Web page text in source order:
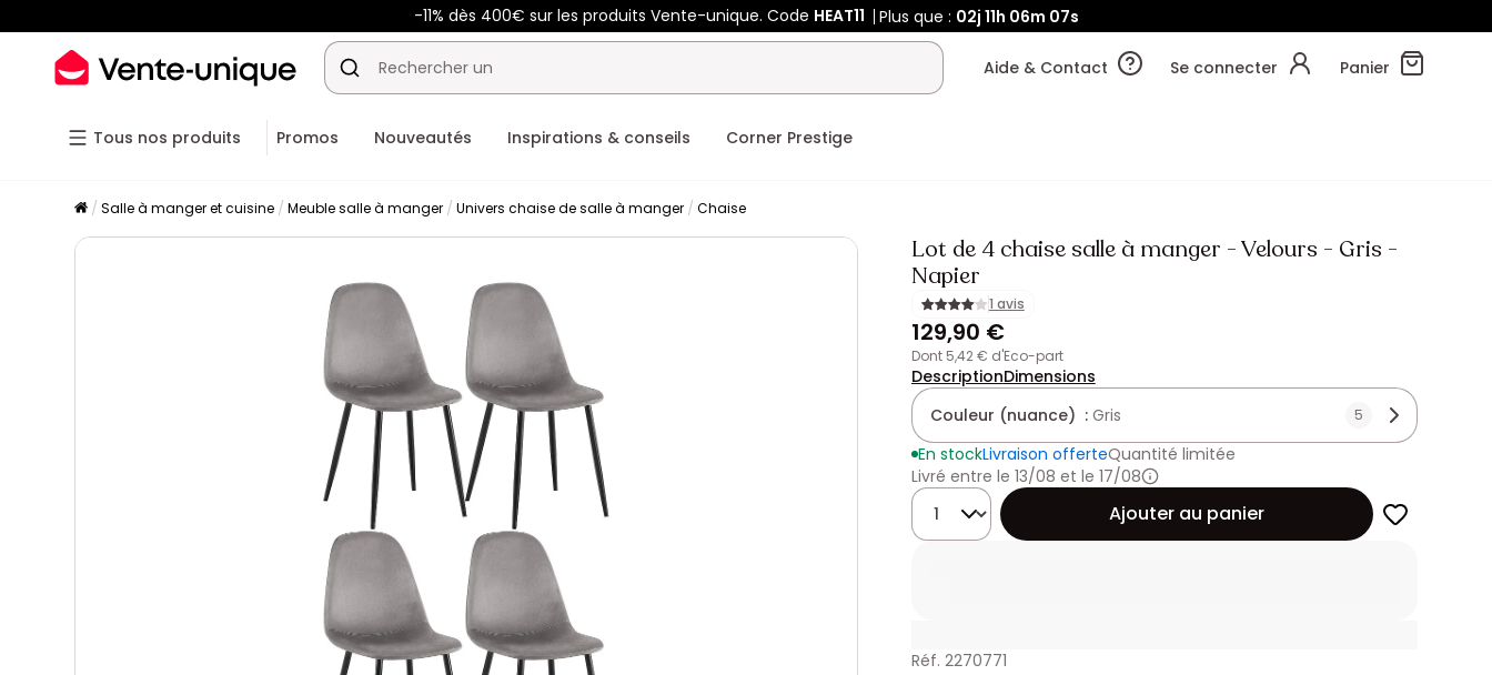
-11% dès 400€ sur les produits Vente-unique. Code HEAT11 Plus que : 02j 11h 06m 04s
Aide & Contact Se connecter Panier
Tous nos produits Promos Nouveautés Inspirations & conseils Corner Prestige
Salle à manger et cuisine Meuble salle à manger Univers chaise de salle à manger Chaise
Lot de 4 chaise salle à manger - Velours - Gris -
Napier
1 avis
129,90 €
dont 5,42 € d'Eco-part
DescriptionDimensions
Couleur (nuance) : Gris 5
En stockLivraison offerteQuantité limitée
Livré entre le 13/08 et le 17/08
Quantité
Ajouter au panier
Réf. 2270771